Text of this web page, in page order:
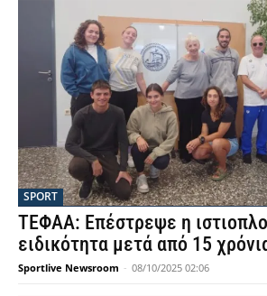
SPORT
ΤΕΦΑΑ: Επέστρεψε η
ειδικότητα μετά από 15
Sportlive Newsroom - 08/10/2025 02:06